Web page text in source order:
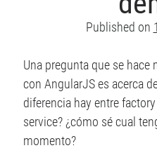
AngularJS
Django Django REST
games
Published on
Una pregunta que se hace
con AngularJS es acerca
diferencia hay entre
service? ¿cómo sé cual
momento?